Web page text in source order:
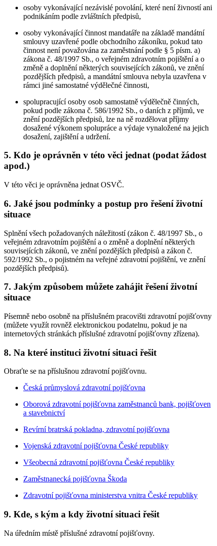
osoby vykonávající nezávislé povolání, které není živností ani
podnikáním podle zvláštních předpisů,
osoby vykonávající činnost mandatáře na základě mandátní
smlouvy uzavřené podle obchodního zákoníku, pokud tato
činnost není považována za zaměstnání podle § 5 písm. a)
zákona č. 48/1997 Sb., o veřejném zdravotním pojištění a o
změně a doplnění některých souvisejících zákonů, ve znění
pozdějších předpisů, a mandátní smlouva nebyla uzavřena v
rámci jiné samostatné výdělečné činnosti,
spolupracující osoby osob samostatně výdělečně činných,
pokud podle zákona č. 586/1992 Sb., o daních z příjmů, ve
znění pozdějších předpisů, lze na ně rozdělovat příjmy
dosažené výkonem spolupráce a výdaje vynaložené na jejich
dosažení, zajištění a udržení.
5. Kdo je oprávněn v této věci jednat (podat žádost
apod.)
V této věci je oprávněna jednat OSVČ.
6. Jaké jsou podmínky a postup pro řešení životní
situace
Splnění všech požadovaných náležitostí (zákon č. 48/1997 Sb., o
veřejném zdravotním pojištění a o změně a doplnění některých
souvisejících zákonů, ve znění pozdějších předpisů a zákon č.
592/1992 Sb., o pojistném na veřejné zdravotní pojištění, ve znění
pozdějších předpisů).
7. Jakým způsobem můžete zahájit řešení životní
situace
Písemně nebo osobně na příslušném pracovišti zdravotní pojišťovny
(můžete využít rovněž elektronickou podatelnu, pokud je na
internetových stránkách příslušné zdravotní pojišťovny zřízena).
8. Na které instituci životní situaci řešit
Obraťte se na příslušnou zdravotní pojišťovnu.
Česká průmyslová zdravotní pojišťovna
Oborová zdravotní pojišťovna zaměstnanců bank, pojišťoven
a stavebnictví
Revírní bratrská pokladna, zdravotní pojišťovna
Vojenská zdravotní pojišťovna České republiky
Všeobecná zdravotní pojišťovna České republiky
Zaměstnanecká pojišťovna Škoda
Zdravotní pojišťovna ministerstva vnitra České republiky
9. Kde, s kým a kdy životní situaci řešit
Na úředním místě příslušné zdravotní pojišťovny.